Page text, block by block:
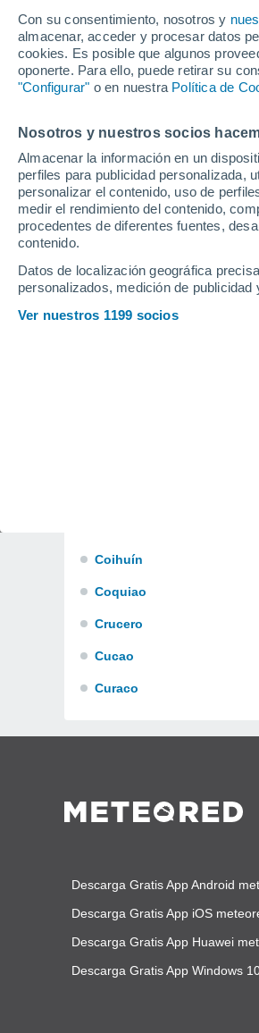
Con su consentimiento, nosotros y
almacenar, acceder y procesar datos
cookies. Es posible que algunos
oponerte. Para ello, puede retirar su
"Configurar" o en nuestra Política de
Nosotros y nuestros socios
Almacenar la información en un
perfiles para publicidad personalizada,
personalizar el contenido, uso de
medir el rendimiento del contenido,
procedentes de diferentes fuentes,
contenido.
Datos de localización geográfica
personalizados, medición de
Ver nuestros 1199 socios
Aucar
Auchac
Ayacara
Bellavista
Caleta Manzano
Carelmapu
Casma
Coihuín
Coquiao
Crucero
Cucao
Curaco
Descarga Gratis App Android
Descarga Gratis App iOS
Descarga Gratis App Huawei
Descarga Gratis App Windows